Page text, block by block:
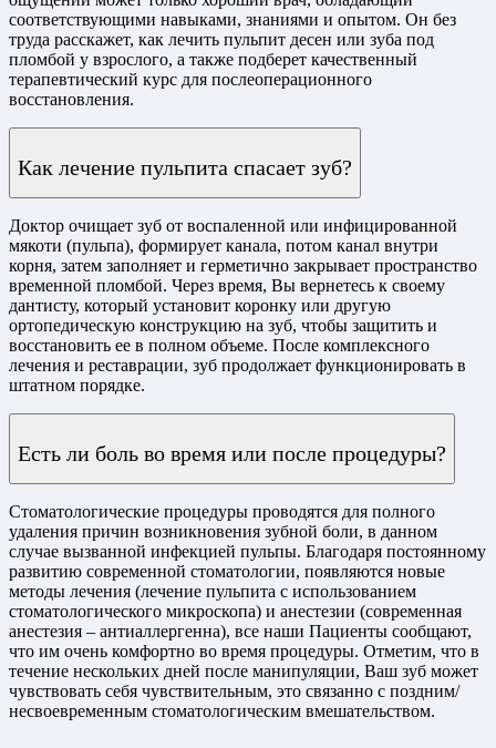
соответствующими навыками, знаниями и опытом. Он без
труда расскажет, как лечить пульпит десен или зуба под
пломбой у взрослого, а также подберет качественный
терапевтический курс для послеоперационного
восстановления.
Как лечение пульпита спасает зуб?
Доктор очищает зуб от воспаленной или инфицированной
мякоти (пульпа), формирует канала, потом канал внутри
корня, затем заполняет и герметично закрывает пространство
временной пломбой. Через время, Вы вернетесь к своему
дантисту, который установит коронку или другую
ортопедическую конструкцию на зуб, чтобы защитить и
восстановить ее в полном объеме. После комплексного
лечения и реставрации, зуб продолжает функционировать в
штатном порядке.
Есть ли боль во время или после процедуры?
Стоматологические процедуры проводятся для полного
удаления причин возникновения зубной боли, в данном
случае вызванной инфекцией пульпы. Благодаря постоянному
развитию современной стоматологии, появляются новые
методы лечения (лечение пульпита с использованием
стоматологического микроскопа) и анестезии (современная
анестезия – антиаллергенна), все наши Пациенты сообщают,
что им очень комфортно во время процедуры. Отметим, что в
течение нескольких дней после манипуляции, Ваш зуб может
чувствовать себя чувствительным, это связанно с поздним/
несвоевременным стоматологическим вмешательством.